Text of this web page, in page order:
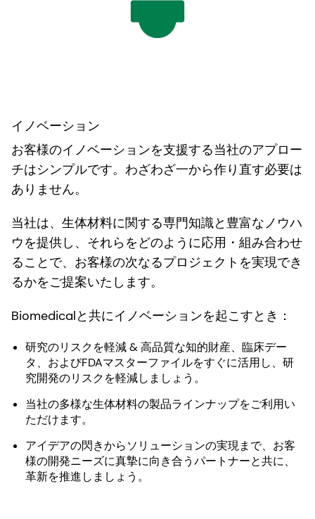
イノベーション
お客様のイノベーションを支援する当社のアプロー
チはシンプルです。わざわざ一から作り直す必要は
ありません。
当社は、生体材料に関する専門知識と豊富なノウハ
ウを提供し、それらをどのように応用・組み合わせ
ることで、お客様の次なるプロジェクトを実現でき
るかをご提案いたします。
Biomedicalと共にイノベーションを起こすとき：
研究のリスクを軽減 & 高品質な知的財産、臨床デー
タ、およびFDAマスターファイルをすぐに活用し、研
究開発のリスクを軽減しましょう。
当社の多様な生体材料の製品ラインナップをご利用い
ただけます。
アイデアの閃きからソリューションの実現まで、お客
様の開発ニーズに真摯に向き合うパートナーと共に、
革新を推進しましょう。